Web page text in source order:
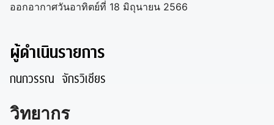
ออกอากาศวันอาทิตย์ที่ 18 มิถุนายน 2566
ผู้ดำเนินรายการ
กนกวรรณ จักรวิเชียร
วิทยากร